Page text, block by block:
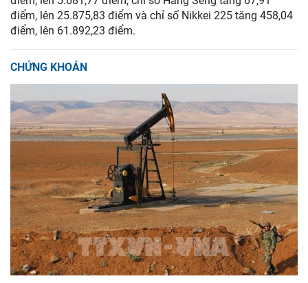
điểm, lên 25.875,83 điểm và chỉ số Nikkei 225 tăng 458,04
điểm, lên 61.892,23 điểm.
CHỨNG KHOÁN